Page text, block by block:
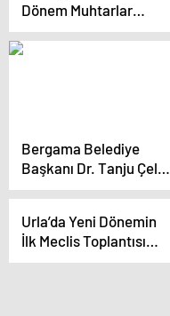
Dönem Muhtarlar
Tanışma Toplantısı
Yapıldı
Bergama Belediye
Başkanı Dr. Tanju Çelik
Gazetecilere
ve Gelecek Vizyonunu
Paylaştı
Urla’da Yeni Dönemin
İlk Meclis Toplantısı
Gerçekleşti